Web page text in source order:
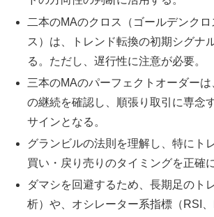
二本のMAのクロス（ゴールデンクロ
ス）は、トレンド転換の初期シグナ
る。ただし、遅行性に注意が必要。
三本のMAのパーフェクトオーダー
の継続を確認し、順張り取引に専念
サインとなる。
グランビルの法則を理解し、特にト
買い・戻り売りのタイミングを正確
ダマシを回避するため、長期足のト
析）や、オシレーター系指標（RSI